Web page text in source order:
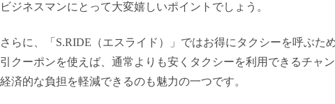
ビジネスマンにとって大変嬉しいポイントでしょう。
さらに、「S.RIDE（エスライド）」ではお得にタクシーを呼ぶた
引クーポンを使えば、通常よりも安くタクシーを利用できるチャ
経済的な負担を軽減できるのも魅力の一つです。